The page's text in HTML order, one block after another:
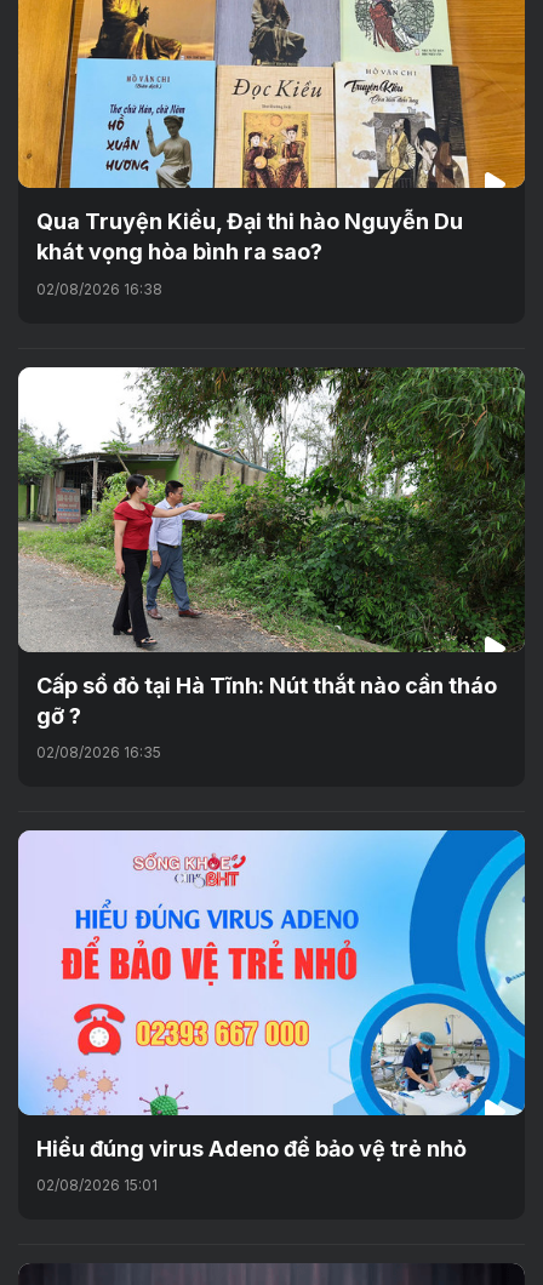
Qua Truyện Kiều, Đại thi hào Nguyễn Du
khát vọng hòa bình ra sao?
02/08/2026 16:38
Cấp sổ đỏ tại Hà Tĩnh: Nút thắt nào cần tháo
gỡ ?
02/08/2026 16:35
Hiểu đúng virus Adeno để bảo vệ trẻ nhỏ
02/08/2026 15:01